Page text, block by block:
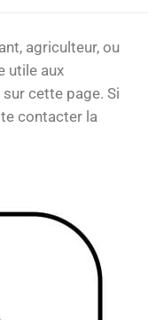
agriculteur, ou
utile aux
cette page. Si
contacter la